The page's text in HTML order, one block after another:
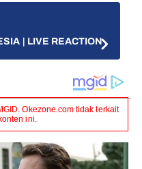
| LIVE REACTION